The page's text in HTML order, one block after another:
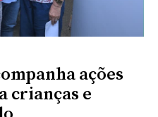
ações
crianças e